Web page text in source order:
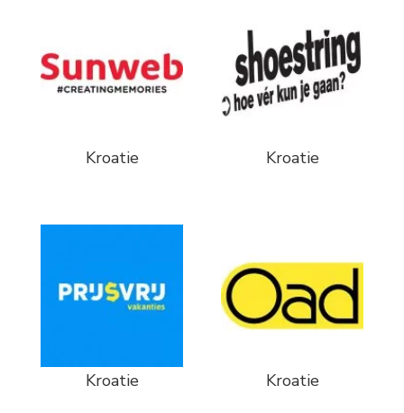
Kroatie Kroatie
Kroatie Kroatie